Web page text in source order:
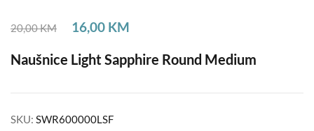
20,00KM 16,00 KM
Naušnice Light Sapphire Round Medium
SKU: SWR600000LSF